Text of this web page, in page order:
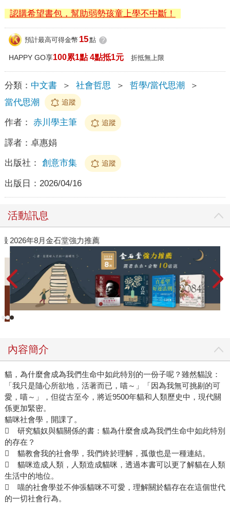
認購希望書包，幫助弱勢孩童上學不中斷！
預計最高可得金幣 15點 ?
HAPPY GO享100累1點 4點抵1元 折抵無上限
分類： 中文書 ＞ 社會哲思 ＞ 哲學/當代思潮
＞
當代思潮
追蹤
作者： 赤川學主筆 追蹤
譯者： 卓惠娟
出版社： 創意市集 追蹤
出版日： 2026/04/16
活動訊息
2026年8月金石堂強力推薦
內容簡介
貓，為什麼會成為我們生命中如此特別的一份子呢？雖然貓說：
「我只是隨心所欲地，活著而已，喵～」「因為我無可挑剔的可
愛，喵～」，但從古至今，將近9500年貓和人類歷史中，現代關
係更加緊密。
貓咪社會學，開課了。
 研究貓奴與貓關係的書：貓為什麼會成為我們生命中如此特別
的存在？
 貓教會我的社會學，我們終於理解，孤傲也是一種連結。
 貓咪造成人類，人類造成貓咪，透過本書可以更了解貓在人類
生活中的地位。
 喵的社會學並不伸張貓咪不可愛，理解關於貓存在在這個世代
的一切社會行為。